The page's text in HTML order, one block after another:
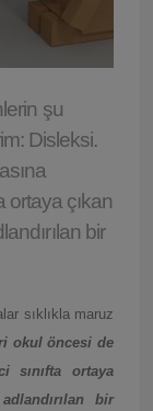
şu
Disleksi.
ortaya çıkan
bir
sıklıkla maruz
okul öncesi de
sınıfta ortaya
bir